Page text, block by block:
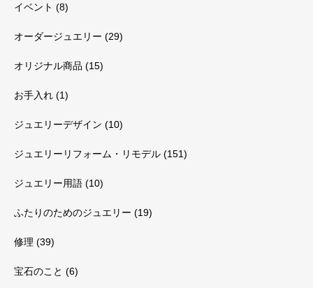
イベント (8)
オーダージュエリー (29)
オリジナル商品 (15)
お手入れ (1)
ジュエリーデザイン (10)
ジュエリーリフォーム・リモデル (151)
ジュエリー用語 (10)
ふたりのためのジュエリー (19)
修理 (39)
宝石のこと (6)